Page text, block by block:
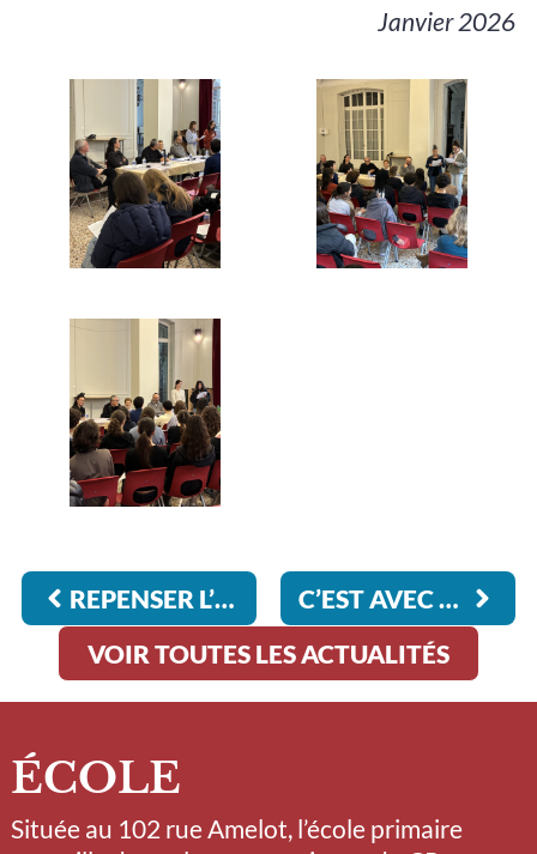
Janvier 2026
REPENSER L’ENSEIGNEMENT DES MATHÉMATIQUES
C’EST AVEC PLAISIR QUE NOUS AVONS RETROUVÉ NOS ANCIENS DU BTS CI.
VOIR TOUTES LES ACTUALITÉS
ÉCOLE
Située au 102 rue Amelot, l’école primaire